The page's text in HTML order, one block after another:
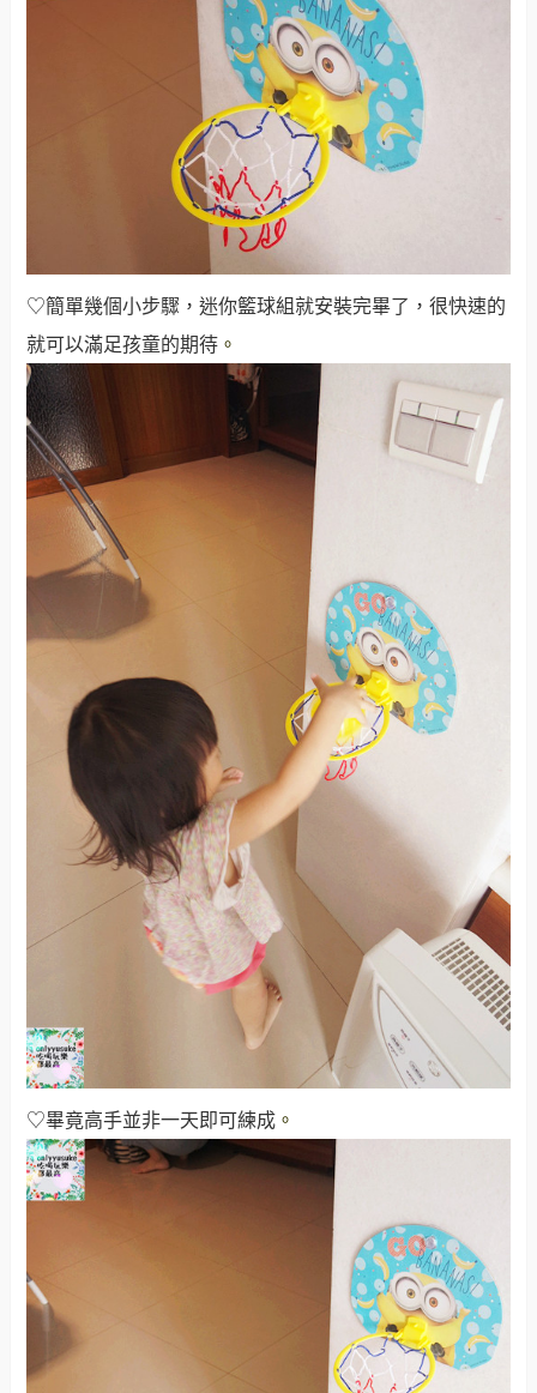
♡簡單幾個小步驟，迷你籃球組就安裝完畢了，很快速的
就可以滿足孩童的期待 。
♡畢竟高手並非一天即可練成 。